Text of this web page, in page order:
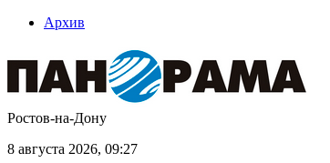
Архив
Ростов-на-Дону
8 августа 2026, 09:27